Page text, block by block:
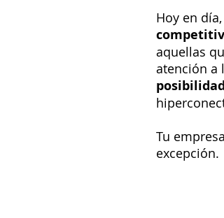
Hoy en
aquellas
atención a
Tu
excepción.